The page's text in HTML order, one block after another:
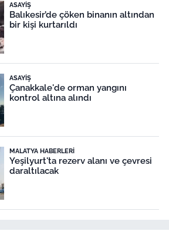
ASAYIŞ
Balıkesir’de çöken binanın altından
bir kişi kurtarıldı
ASAYIŞ
Çanakkale'de orman yangını
kontrol altına alındı
MALATYA HABERLERI
Yeşilyurt'ta rezerv alanı ve çevresi
daraltılacak